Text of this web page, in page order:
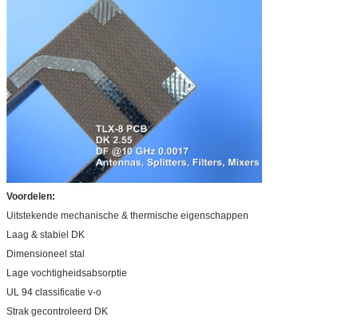
Voordelen:
Uitstekende mechanische & thermische eigenschappen
Laag & stabiel DK
Dimensioneel stal
Lage vochtigheidsabsorptie
UL 94 classificatie v-o
Strak gecontroleerd DK